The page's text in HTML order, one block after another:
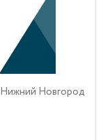
Нижний Новгород